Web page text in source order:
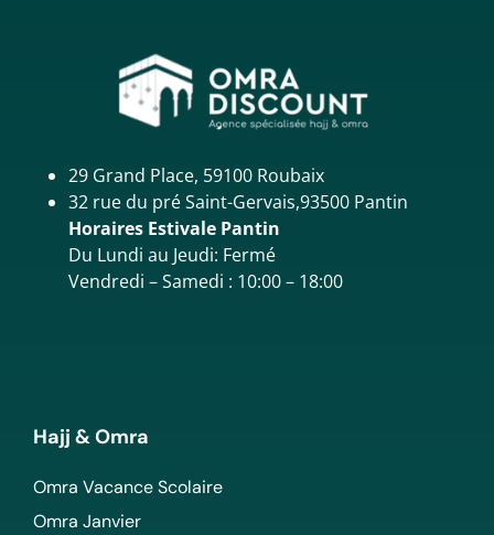
29 Grand Place, 59100 Roubaix
32 rue du pré Saint-Gervais,93500 Pantin
Horaires Estivale Pantin
Du Lundi au Jeudi: Fermé
Vendredi – Samedi : 10:00 – 18:00
Hajj & Omra
Omra Vacance Scolaire
Omra Janvier